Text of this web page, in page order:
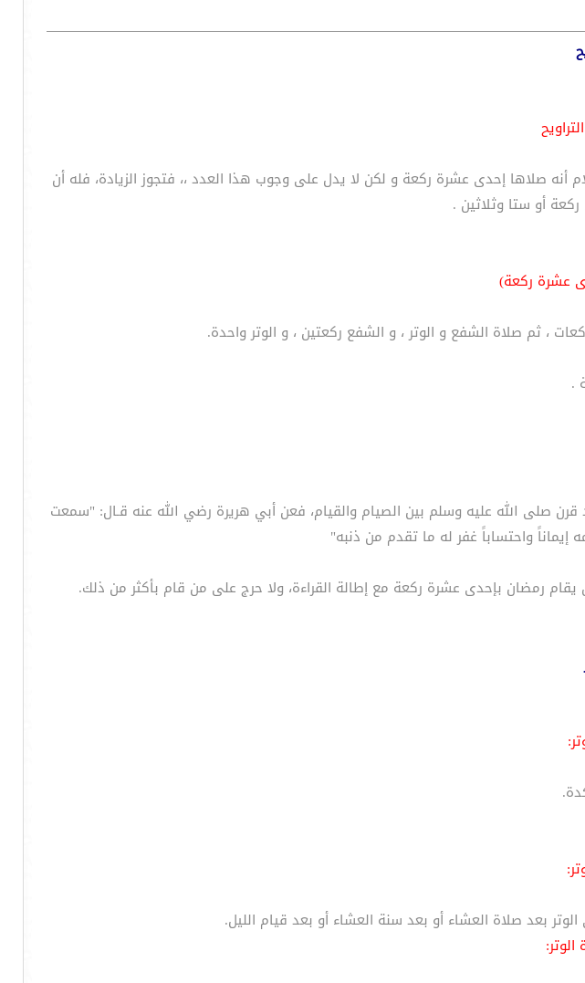
أنه صلاها إحدى عشرة ركعة و لكن لا يدل على وجوب هذا العدد ،، فتجوز الزيادة، فله أن
أو ستا وثلاثين .
عشرة ركعة)
، ثم صلاة الشفع و الوتر ، و الشفع ركعتين ، و الوتر واحدة.
.
قرن صلى الله عليه وسلم بين الصيام والقيام، فعن أبي هريرة رضي الله عنه قـال: "سمعت
واحتساباً غفر له ما تقدم من ذنبه"
رمضان بإحدى عشرة ركعة مع إطالة القراءة، ولا حرج على من قام بأكثر من ذلك.
بعد صلاة العشاء أو بعد سنة العشاء أو بعد قيام الليل.